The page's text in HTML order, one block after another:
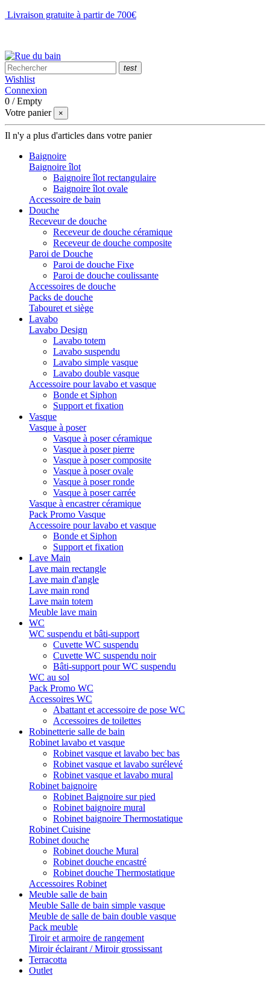
Livraison gratuite à partir de 700€
test
Wishlist
Connexion
0 /Empty
Votre panier
×
Il n'y a plus d'articles dans votre panier
Baignoire
Baignoire îlot
Baignoire îlot rectangulaire
Baignoire îlot ovale
Accessoire de bain
Douche
Receveur de douche
Receveur de douche céramique
Receveur de douche composite
Paroi de Douche
Paroi de douche Fixe
Paroi de douche coulissante
Accessoires de douche
Packs de douche
Tabouret et siège
Lavabo
Lavabo Design
Lavabo totem
Lavabo suspendu
Lavabo simple vasque
Lavabo double vasque
Accessoire pour lavabo et vasque
Bonde et Siphon
Support et fixation
Vasque
Vasque à poser
Vasque à poser céramique
Vasque à poser pierre
Vasque à poser composite
Vasque à poser ovale
Vasque à poser ronde
Vasque à poser carrée
Vasque à encastrer céramique
Pack Promo Vasque
Accessoire pour lavabo et vasque
Bonde et Siphon
Support et fixation
Lave Main
Lave main rectangle
Lave main d'angle
Lave main rond
Lave main totem
Meuble lave main
WC
WC suspendu et bâti-support
Cuvette WC suspendu
Cuvette WC suspendu noir
Bâti-support pour WC suspendu
WC au sol
Pack Promo WC
Accessoires WC
Abattant et accessoire de pose WC
Accessoires de toilettes
Robinetterie salle de bain
Robinet lavabo et vasque
Robinet vasque et lavabo bec bas
Robinet vasque et lavabo surélevé
Robinet vasque et lavabo mural
Robinet baignoire
Robinet Baignoire sur pied
Robinet baignoire mural
Robinet baignoire Thermostatique
Robinet Cuisine
Robinet douche
Robinet douche Mural
Robinet douche encastré
Robinet douche Thermostatique
Accessoires Robinet
Meuble salle de bain
Meuble Salle de bain simple vasque
Meuble de salle de bain double vasque
Pack meuble
Tiroir et armoire de rangement
Miroir éclairant / Miroir grossissant
Terracotta
Outlet